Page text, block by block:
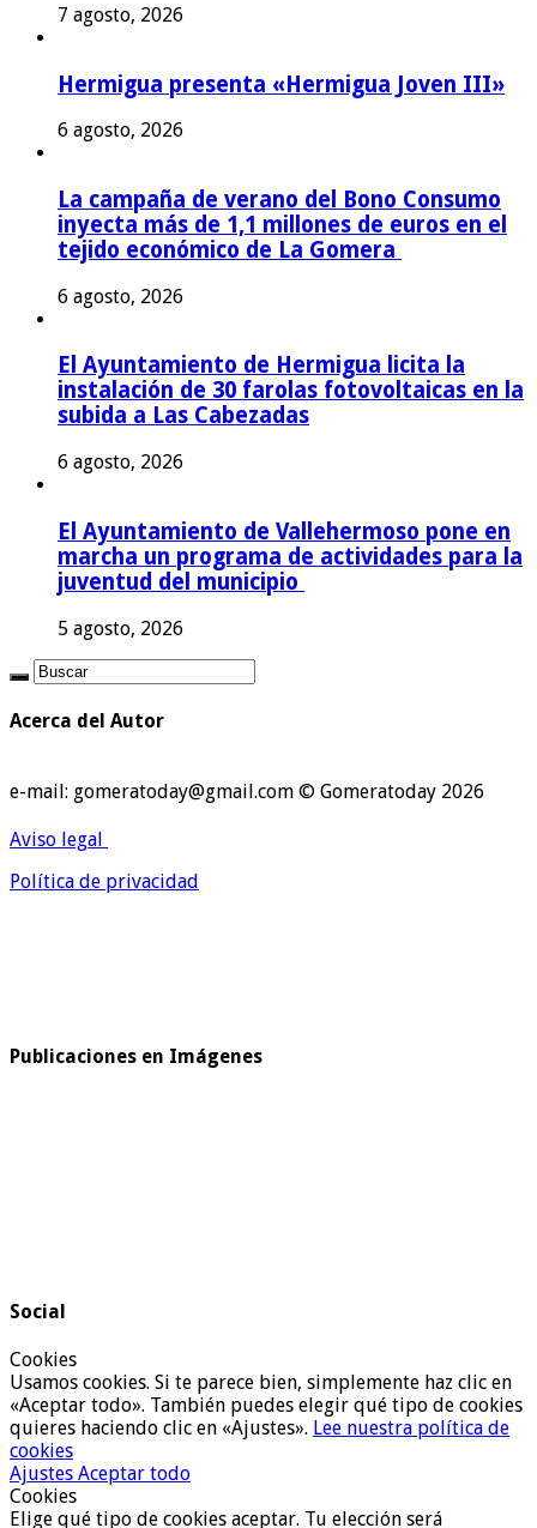
7 agosto, 2026
Hermigua presenta «Hermigua Joven III»
6 agosto, 2026
La campaña de verano del Bono Consumo
inyecta más de 1,1 millones de euros en el
tejido económico de La Gomera
6 agosto, 2026
El Ayuntamiento de Hermigua licita la
instalación de 30 farolas fotovoltaicas en la
subida a Las Cabezadas
6 agosto, 2026
El Ayuntamiento de Vallehermoso pone en
marcha un programa de actividades para la
juventud del municipio
5 agosto, 2026
Acerca del Autor
e-mail: gomeratoday@gmail.com © Gomeratoday 2026
Aviso legal
Política de privacidad
Publicaciones en Imágenes
Social
Cookies
Usamos cookies. Si te parece bien, simplemente haz clic en
«Aceptar todo». También puedes elegir qué tipo de cookies
quieres haciendo clic en «Ajustes». Lee nuestra política de
cookies
Ajustes Aceptar todo
Cookies
Elige qué tipo de cookies aceptar. Tu elección será